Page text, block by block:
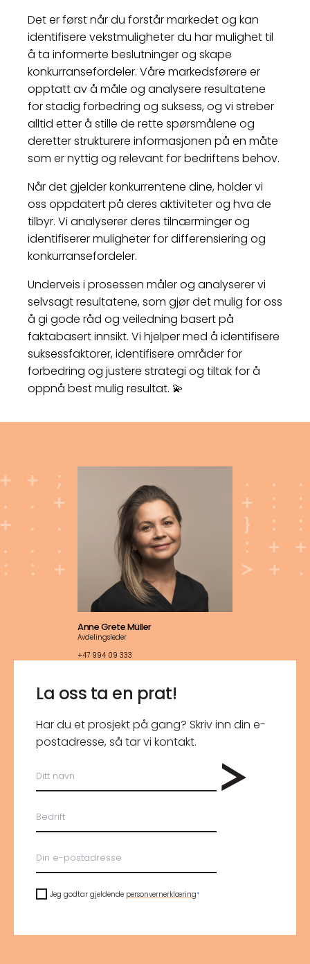
Det er først når du forstår markedet og kan
identifisere vekstmuligheter du har mulighet til
å ta informerte beslutninger og skape
konkurransefordeler. Våre markedsførere er
opptatt av å måle og analysere resultatene
for stadig forbedring og suksess, og vi streber
alltid etter å stille de rette spørsmålene og
deretter strukturere informasjonen på en måte
som er nyttig og relevant for bedriftens behov.
Når det gjelder konkurrentene dine, holder vi
oss oppdatert på deres aktiviteter og hva de
tilbyr. Vi analyserer deres tilnærminger og
identifiserer muligheter for differensiering og
konkurransefordeler.
Underveis i prosessen måler og analyserer vi
selvsagt resultatene, som gjør det mulig for oss
å gi gode råd og veiledning basert på
faktabasert innsikt. Vi hjelper med å identifisere
suksessfaktorer, identifisere områder for
forbedring og justere strategi og tiltak for å
oppnå best mulig resultat. 💫
Anne Grete Müller
Avdelingsleder
+47 994 09 333
La oss ta en prat!
Har du et prosjekt på gang? Skriv inn din e-
post­adresse, så tar vi kontakt.
Ditt
navn
Bedrift
E-
post*
Personvern*
Jeg godtar gjeldende personvernerklæring*